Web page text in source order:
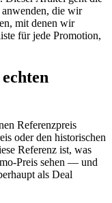
die wir
mit denen wir
für jede Promotion,
Referenzpreis
oder den historischen
Referenz ist, was
Preis sehen — und
als Deal